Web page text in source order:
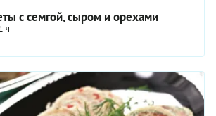
с семгой, сыром и орехами
1 ч